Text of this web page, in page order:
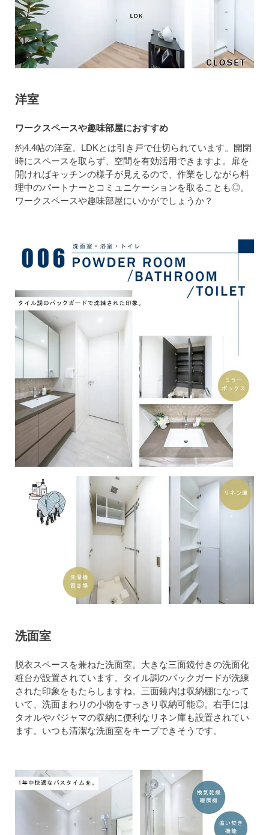
洋室
ワークスペースや趣味部屋におすすめ
約4.4帖の洋室。LDKとは引き戸で仕切られています。開閉
時にスペースを取らず、空間を有効活用できますよ。扉を
開ければキッチンの様子が見えるので、作業をしながら料
理中のパートナーとコミュニケーションを取ることも◎。
ワークスペースや趣味部屋にいかがでしょうか？
洗面室
脱衣スペースを兼ねた洗面室。大きな三面鏡付きの洗面化
粧台が設置されています。タイル調のバックガードが洗練
された印象をもたらしますね。三面鏡内は収納棚になって
いて、洗面まわりの小物をすっきり収納可能◎。右手には
タオルやパジャマの収納に便利なリネン庫も設置されてい
ます。いつも清潔な洗面室をキープできそうです。